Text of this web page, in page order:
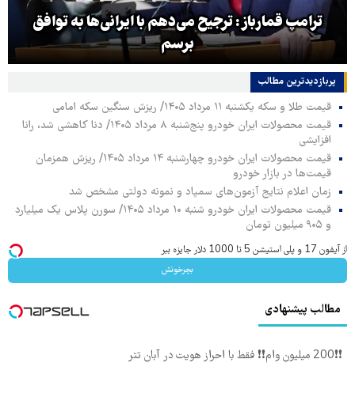
ترامپ قمارباز: ترجیح می‌دهم با ایرانی‌ها به توافق
برسم
پربازدیدترین‌ مطالب
قیمت طلا و سکه یکشنبه ۱۱ مرداد ۱۴۰۵/ ریزش سنگین سکه امامی
قیمت محصولات ایران خودرو پنج‌شنبه ۸ مرداد ۱۴۰۵/ دنا کاهشی شد، رانا
افزایشی
قیمت محصولات ایران خودرو چهارشنبه ۱۴ مرداد ۱۴۰۵/ ریزش همزمان
قیمت‌ها در بازار خودرو
زمان اعلام نتایج آزمون‌های سمپاد و نمونه دولتی مشخص شد
قیمت محصولات ایران خودرو شنبه ۱۰ مرداد ۱۴۰۵/ سورن پلاس یک میلیارد
و ۹۰۵ میلیون تومان
از آیفون 17 و پلی استیشن 5 تا 1000 دلار جایزه ببر
بچرخونش
مطالب پیشنهادی
❗❗200 میلیون وام❗❗ فقط با احراز هویت در آبان تتر